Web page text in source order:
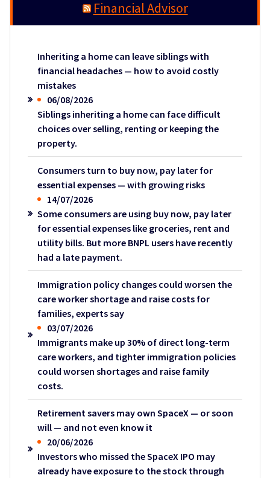
Financial Advisor
Inheriting a home can leave siblings with
financial headaches — how to avoid costly
mistakes
06/08/2026
Siblings inheriting a home can face difficult
choices over selling, renting or keeping the
property.
Consumers turn to buy now, pay later for
essential expenses — with growing risks
14/07/2026
Some consumers are using buy now, pay later
for essential expenses like groceries, rent and
utility bills. But more BNPL users have recently
had a late payment.
Immigration policy changes could worsen the
care worker shortage and raise costs for
families, experts say
03/07/2026
Immigrants make up 30% of direct long-term
care workers, and tighter immigration policies
could worsen shortages and raise family
costs.
Retirement savers may own SpaceX — or soon
will — and not even know it
20/06/2026
Investors who missed the SpaceX IPO may
already have exposure to the stock through